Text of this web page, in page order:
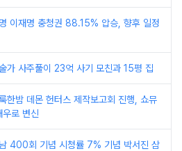
이재명 충청권 88.15% 압승, 향후 일정
가 사주풀이 23억 사기 모친과 15평 집
한밤 데몬 헌터스 제작보고회 진행, 쇼뮤
우로 변신
400회 기념 시청률 7% 기념 박서진 삼